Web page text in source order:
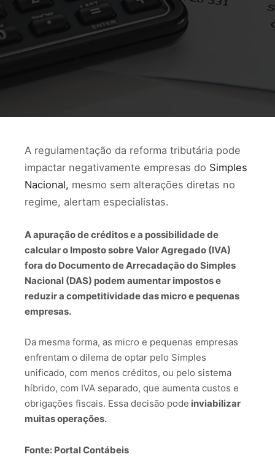
A regulamentação da reforma tributária pode
impactar negativamente empresas do Simples
Nacional, mesmo sem alterações diretas no
regime, alertam especialistas.
A apuração de créditos e a possibilidade de
calcular o Imposto sobre Valor Agregado (IVA)
fora do Documento de Arrecadação do Simples
Nacional (DAS) podem aumentar impostos e
reduzir a competitividade das micro e pequenas
empresas.
Da mesma forma, as micro e pequenas empresas
enfrentam o dilema de optar pelo Simples
unificado, com menos créditos, ou pelo sistema
híbrido, com IVA separado, que aumenta custos e
obrigações fiscais. Essa decisão pode inviabilizar
muitas operações.
Fonte: Portal Contábeis